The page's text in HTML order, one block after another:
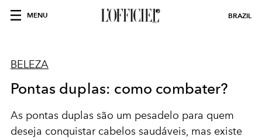
MENU BRAZIL
BELEZA
Pontas duplas: como combater?
As pontas duplas são um pesadelo para quem
deseja conquistar cabelos saudáveis, mas existe